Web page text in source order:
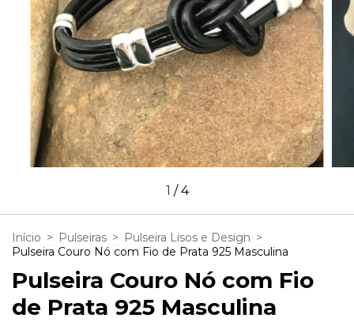
1 /4
Início > Pulseiras > Pulseira Lisos e Design >
Pulseira Couro Nó com Fio de Prata 925 Masculina
Pulseira Couro Nó com Fio
de Prata 925 Masculina